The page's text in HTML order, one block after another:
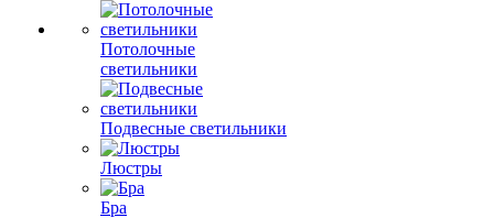
Потолочные
светильники
Подвесные светильники
Люстры
Бра